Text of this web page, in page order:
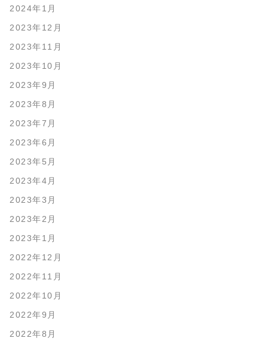
2024年1月
2023年12月
2023年11月
2023年10月
2023年9月
2023年8月
2023年7月
2023年6月
2023年5月
2023年4月
2023年3月
2023年2月
2023年1月
2022年12月
2022年11月
2022年10月
2022年9月
2022年8月